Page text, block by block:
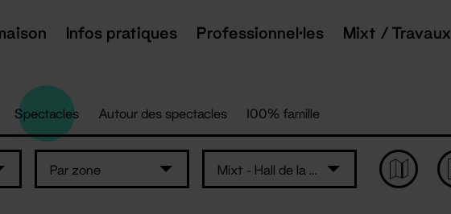
Infos pratiques Professionnel·les Mixt / Travaux
Spectacles Autour des spectacles 100% famille
Par zone Mixt - Hall de la salle Super